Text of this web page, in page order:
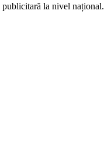
la nivel național.